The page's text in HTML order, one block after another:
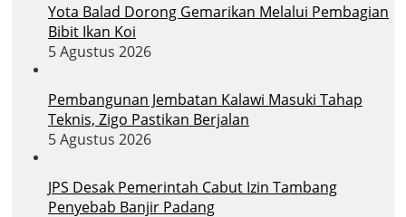
Yota Balad Dorong Gemarikan Melalui Pembagian
Bibit Ikan Koi
5 Agustus 2026
Pembangunan Jembatan Kalawi Masuki Tahap
Teknis, Zigo Pastikan Berjalan
5 Agustus 2026
JPS Desak Pemerintah Cabut Izin Tambang
Penyebab Banjir Padang